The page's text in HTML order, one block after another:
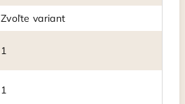
Zvoľte variant
1
1